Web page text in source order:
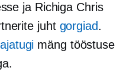
ja Richiga Chris
juht gorgiad.
mäng tööstuse